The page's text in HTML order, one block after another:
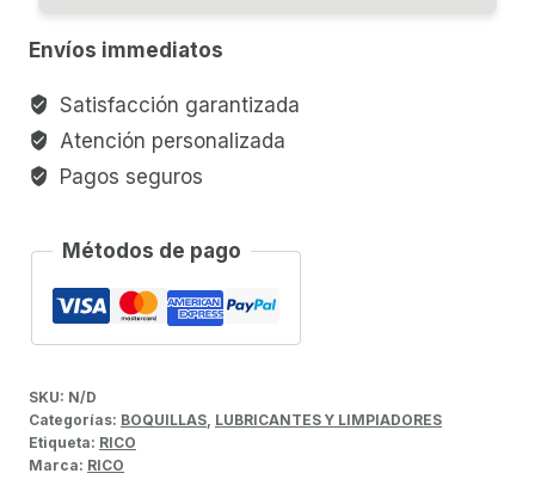
SMART
PAK
Envíos immediatos
Satisfacción garantizada
Atención personalizada
Pagos seguros
Métodos de pago
SKU: N/D
Categorías: BOQUILLAS LUBRICANTES Y LIMPIADORES
Etiqueta: RICO
Marca: RICO